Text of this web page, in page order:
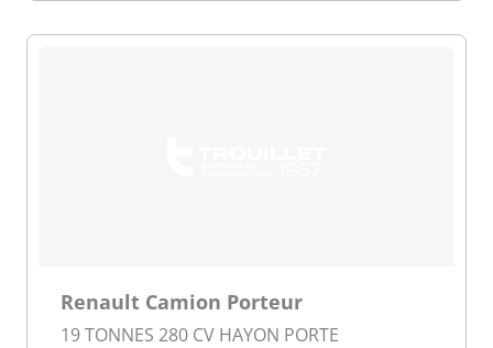
Renault Camion Porteur
19 TONNES 280 CV HAYON PORTE